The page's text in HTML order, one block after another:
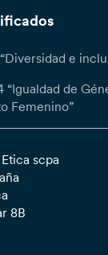
e
“Igualdad de
Femenino”
scpa
8B